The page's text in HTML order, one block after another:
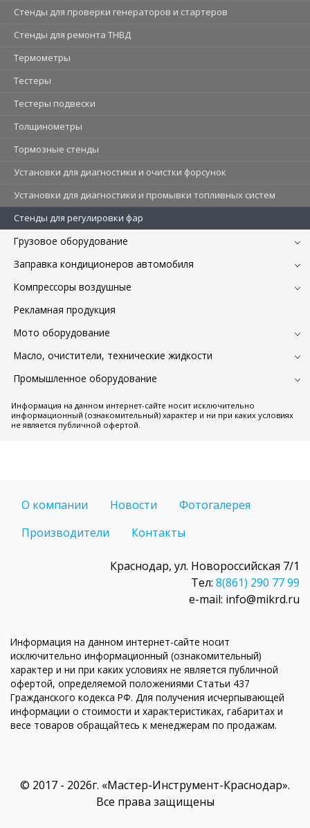
Стенды для проверки генераторов и стартеров
Стенды для ремонта ТНВД
Термометры
Тестеры
Тестеры подвески
Толщинометры
Тормозные стенды
Установки для диагностики и очистки форсунок
Установки для диагностики и промывки топливных систем
Стенды для регулировки фар
Грузовое оборудование
Заправка кондиционеров автомобиля
Компрессоры воздушные
Рекламная продукция
Мото оборудование
Масло, очистители, технические жидкости
Промышленное оборудование
Информация на данном интернет-сайте носит исключительно
информационный (ознакомительный) характер и ни при каких условиях
не является публичной офертой.
О компании Новости
Фотогалерея
Производители
Контакты
Краснодар, ул. Новороссийская 7/1
Тел: 8(861) 290 77 99
e-mail: info@mikrd.ru
Информация на данном интернет-сайте носит
исключительно информационный (ознакомительный)
характер и ни при каких условиях не является публичной
офертой, определяемой положениями Статьи 437
Гражданского кодекса РФ. Для получения исчерпывающей
информации о стоимости и характеристиках, габаритах и
весе товаров обращайтесь к менеджерам по продажам.
© 2017 - 2026г. «Мастер-Инструмент-Краснодар».
Все права защищены